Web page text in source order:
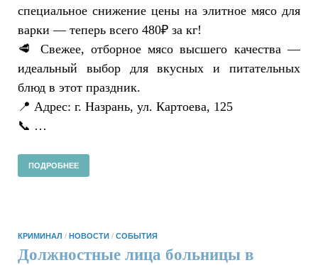
специальное снижение цены на элитное мясо для
варки — теперь всего 480₽ за кг!
🥩 Свежее, отборное мясо высшего качества —
идеальный выбор для вкусных и питательных
блюд в этот праздник.
📍 Адрес: г. Назрань, ул. Картоева, 125
📞 …
ПОДРОБНЕЕ
КРИМИНАЛ / НОВОСТИ / СОБЫТИЯ
Должностные лица больницы в